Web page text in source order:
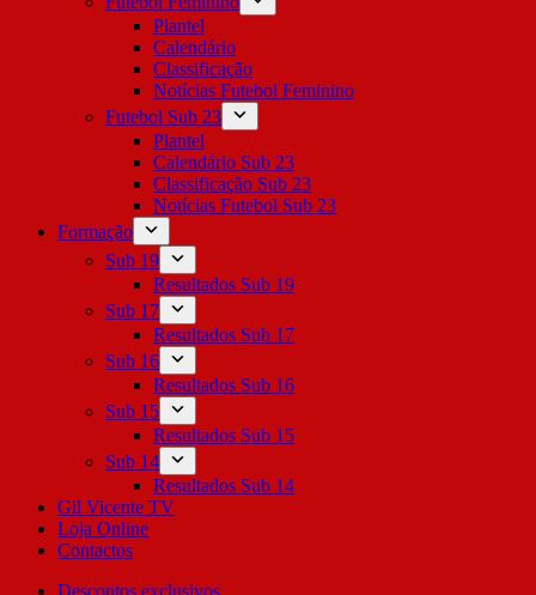
Plantel
Calendário
Classificação
Notícias Futebol Feminino
Futebol Sub 23
Plantel
Calendário Sub 23
Classificação Sub 23
Notícias Futebol Sub 23
Formação
Sub 19
Resultados Sub 19
Sub 17
Resultados Sub 17
Sub 16
Resultados Sub 16
Sub 15
Resultados Sub 15
Sub 14
Resultados Sub 14
Gil Vicente TV
Loja Online
Contactos
Descontos exclusivos